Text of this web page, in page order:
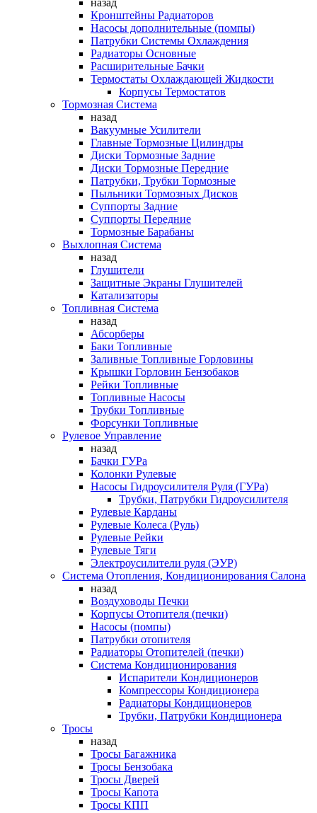
назад
Кронштейны Радиаторов
Насосы дополнительные (помпы)
Патрубки Системы Охлаждения
Радиаторы Основные
Расширительные Бачки
Термостаты Охлаждающей Жидкости
Корпусы Термостатов
Тормозная Система
назад
Вакуумные Усилители
Главные Тормозные Цилиндры
Диски Тормозные Задние
Диски Тормозные Передние
Патрубки, Трубки Тормозные
Пыльники Тормозных Дисков
Суппорты Задние
Суппорты Передние
Тормозные Барабаны
Выхлопная Система
назад
Глушители
Защитные Экраны Глушителей
Катализаторы
Топливная Система
назад
Абсорберы
Баки Топливные
Заливные Топливные Горловины
Крышки Горловин Бензобаков
Рейки Топливные
Топливные Насосы
Трубки Топливные
Форсунки Топливные
Рулевое Управление
назад
Бачки ГУРа
Колонки Рулевые
Насосы Гидроусилителя Руля (ГУРа)
Трубки, Патрубки Гидроусилителя
Рулевые Карданы
Рулевые Колеса (Руль)
Рулевые Рейки
Рулевые Тяги
Электроусилители руля (ЭУР)
Система Отопления, Кондиционирования Салона
назад
Воздуховоды Печки
Корпусы Отопителя (печки)
Насосы (помпы)
Патрубки отопителя
Радиаторы Отопителей (печки)
Система Кондиционирования
Испарители Кондиционеров
Компрессоры Кондиционера
Радиаторы Кондиционеров
Трубки, Патрубки Кондиционера
Тросы
назад
Тросы Багажника
Тросы Бензобака
Тросы Дверей
Тросы Капота
Тросы КПП